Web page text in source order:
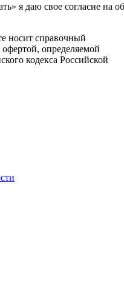
я даю свое согласие на
носит справочный
определяемой
кодекса Российской